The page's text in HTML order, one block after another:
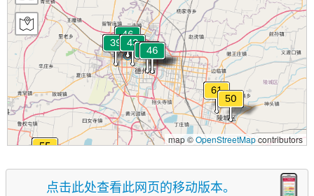
map ©OpenStreetMapcontributors
点击此处查看此网页的移动版本。